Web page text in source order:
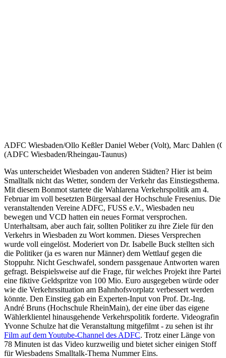
ADFC Wiesbaden/Ollo KeßlerDaniel Weber (Volt), Marc Dahlen
(ADFC Wiesbaden/Rheingau-Taunus)
Was unterscheidet Wiesbaden von anderen Städten? Hier ist beim
Smalltalk nicht das Wetter, sondern der Verkehr das Einstiegsthema.
Mit diesem Bonmot startete die Wahlarena Verkehrspolitik am 4.
Februar im voll besetzten Bürgersaal der Hochschule Fresenius. Die
veranstaltenden Vereine ADFC, FUSS e.V., Wiesbaden neu
bewegen und VCD hatten ein neues Format versprochen.
Unterhaltsam, aber auch fair, sollten Politiker zu ihre Ziele für den
Verkehrs in Wiesbaden zu Wort kommen. Dieses Versprechen
wurde voll eingelöst. Moderiert von Dr. Isabelle Buck stellten sich
die Politiker (ja es waren nur Männer) dem Wettlauf gegen die
Stoppuhr. Nicht Geschwafel, sondern passgenaue Antworten waren
gefragt. Beispielsweise auf die Frage, für welches Projekt ihre Partei
eine fiktive Geldspritze von 100 Mio. Euro ausgegeben würde oder
wie die Verkehrssituation am Bahnhofsvorplatz verbessert werden
könnte. Den Einstieg gab ein Experten-Input von Prof. Dr.-Ing.
André Bruns (Hochschule RheinMain), der eine über das eigene
Wählerklientel hinausgehende Verkehrspolitik forderte. Videografin
Yvonne Schulze hat die Veranstaltung mitgefilmt - zu sehen ist ihr
Film auf dem Youtube-Channel des ADFC. Trotz einer Länge von
78 Minuten ist das Video kurzweilig und bietet sicher einigen Stoff
für Wiesbadens Smalltalk-Thema Nummer Eins.